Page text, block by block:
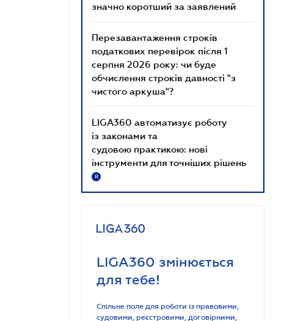
значно коротший за заявлений
Перезавантаження строків
податкових перевірок після 1
серпня 2026 року: чи буде
обчислення строків давності "з
чистого аркуша"?
LIGA360 автоматизує роботу
із законами та
судовою практикою: нові
інструменти для точніших рішень
R
LIGA360 змінюється
для тебе!
Спільне поле для роботи із правовими,
судовими, реєстровими, договірними,